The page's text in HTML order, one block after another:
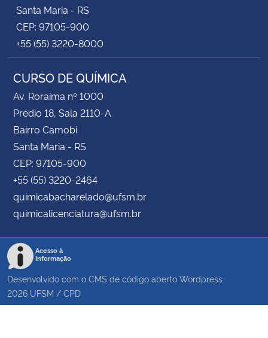
Santa Maria - RS
CEP: 97105-900
+55 (55) 3220-8000
CURSO DE QUÍMICA
Av. Roraima nº 1000
Prédio 18, Sala 2110-A
Bairro Camobi
Santa Maria - RS
CEP: 97105-900
+55 (55) 3220-2464
quimicabacharelado@ufsm.br
quimicalicenciatura@ufsm.br
Acesso à
Informação
Desenvolvido com o CMS de código aberto Wordpress
2026 UFSM / CPD